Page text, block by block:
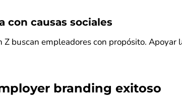
con causas sociales
Z buscan empleadores con propósito.
branding exitoso